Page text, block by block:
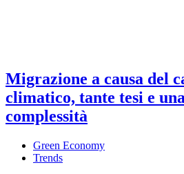
Migrazione a causa del
climatico, tante tesi e
complessità
Green Economy
Trends